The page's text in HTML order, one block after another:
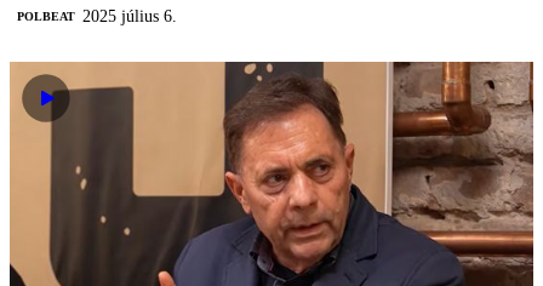
‎POLBEAT 2025 július 6.